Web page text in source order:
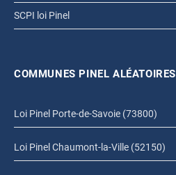
SCPI loi Pinel
COMMUNES PINEL ALÉATOIRES
Loi Pinel Porte-de-Savoie (73800)
Loi Pinel Chaumont-la-Ville (52150)